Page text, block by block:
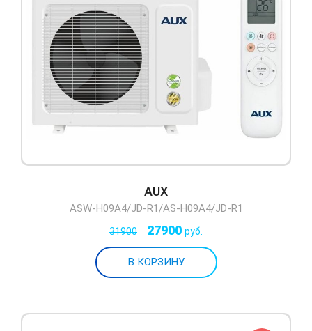
AUX
ASW-H09A4/JD-R1/AS-H09A4/JD-R1
31900 27900 руб.